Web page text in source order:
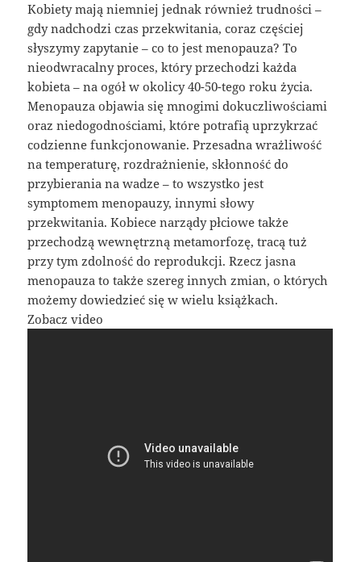
Kobiety mają niemniej jednak również trudności –
gdy nadchodzi czas przekwitania, coraz częściej
słyszymy zapytanie – co to jest menopauza? To
nieodwracalny proces, który przechodzi każda
kobieta – na ogół w okolicy 40-50-tego roku życia.
Menopauza objawia się mnogimi dokuczliwościami
oraz niedogodnościami, które potrafią uprzykrzać
codzienne funkcjonowanie. Przesadna wrażliwość
na temperaturę, rozdrażnienie, skłonność do
przybierania na wadze – to wszystko jest
symptomem menopauzy, innymi słowy
przekwitania. Kobiece narządy płciowe także
przechodzą wewnętrzną metamorfozę, tracą tuż
przy tym zdolność do reprodukcji. Rzecz jasna
menopauza to także szereg innych zmian, o których
możemy dowiedzieć się w wielu książkach.
Zobacz video